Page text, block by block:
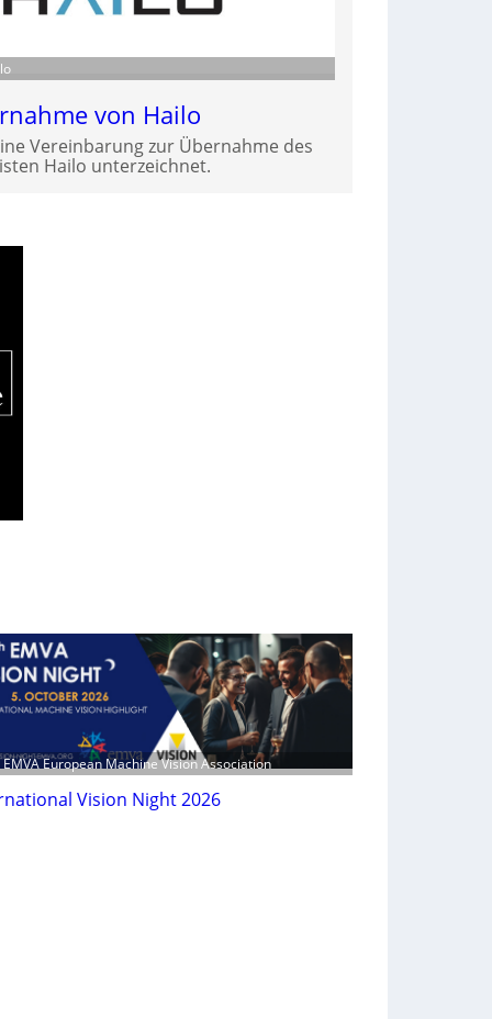
von Hailo
Vereinbarung zur Übernahme des
Hailo unterzeichnet.
EMVA European Machine Vision Association
Vision Night 2026